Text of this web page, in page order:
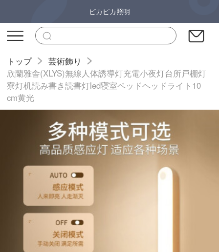
ピカピカ照明
トップ
芸術飾り
欣蘭雅舎(XLYS)無線人体誘導灯充電小夜灯台所戸棚灯
寮灯机読み書き読書灯led寝室ベッドヘッドライト10
cm黄光